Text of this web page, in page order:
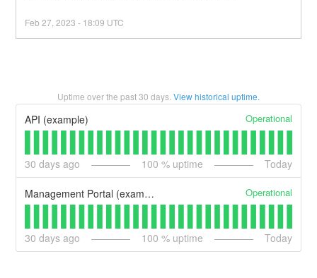
Feb27 ,2023 - 18:09 UTC
Uptime over the past30 days. View historical uptime.
API (example) Operational
30 days ago 100 % uptime Today
Management Portal (example) Operational
30 days ago 100 % uptime Today